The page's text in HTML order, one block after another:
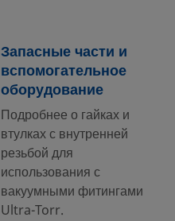
Запасные части и
вспомогательное
оборудование
Подробнее о гайках и
втулках с внутренней
резьбой для
использования с
вакуумными фитингами
Ultra-Torr.